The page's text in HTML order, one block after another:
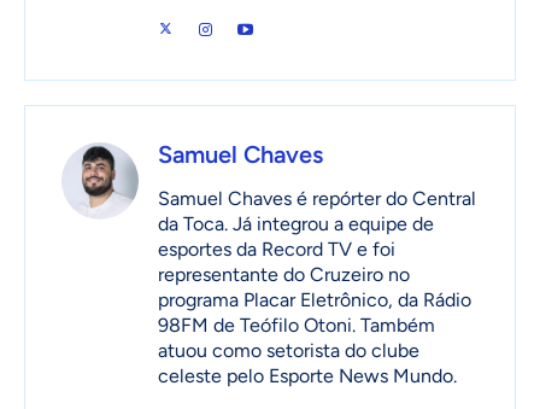
Samuel Chaves
Samuel Chaves é repórter do Central
da Toca. Já integrou a equipe de
esportes da Record TV e foi
representante do Cruzeiro no
programa Placar Eletrônico, da Rádio
98FM de Teófilo Otoni. Também
atuou como setorista do clube
celeste pelo Esporte News Mundo.